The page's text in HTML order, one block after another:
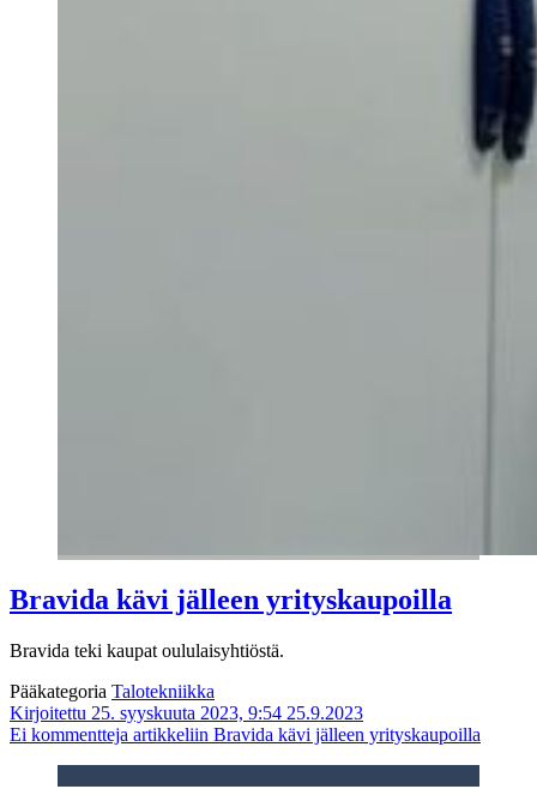
Bravida kävi jälleen yrityskaupoilla
Bravida teki kaupat oululaisyhtiöstä.
Pääkategoria Talotekniikka
Kirjoitettu 25. syyskuuta 2023, 9:54 25.9.2023
Ei kommentteja artikkeliin Bravida kävi jälleen yrityskaupoilla